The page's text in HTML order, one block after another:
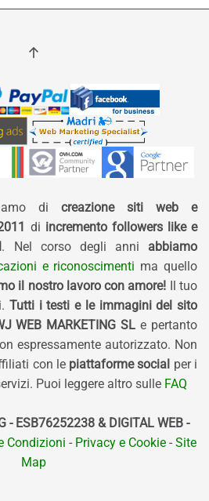
di creazione siti web e
di incremento followers like e
. Nel corso degli anni abbiamo
e riconoscimenti ma quello
il nostro lavoro con amore! Il tuo
Tutti i testi e le immagini del sito
WEB MARKETING SL e pertanto
espressamente autorizzato. Non
con le piattaforme social per i
Puoi leggere altro sulle FAQ
- ESB76252238 & DIGITAL WEB -
Condizioni - Privacy e Cookie - Site
Map